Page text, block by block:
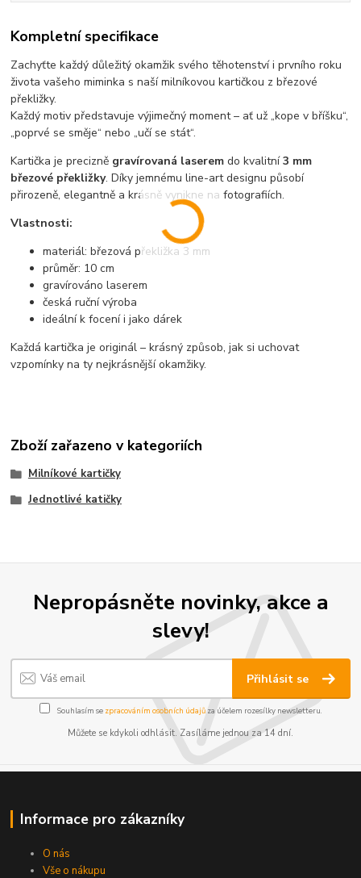
Kompletní specifikace
Zachyťte každý důležitý okamžik svého těhotenství i prvního roku
života vašeho miminka s naší milníkovou kartičkou z březové
překližky.
Každý motiv představuje výjimečný moment – ať už „kope v bříšku“,
„poprvé se směje“ nebo „učí se stát“.
Kartička je precizně gravírovaná laserem do kvalitní3 mm
březové překližky. Díky jemnému line-art designu působí
přirozeně, elegantně a krásně vynikne na fotografiích.
Vlastnosti:
materiál: březová překližka 3 mm
průměr: 10 cm
gravírováno laserem
česká ruční výroba
ideální k focení i jako dárek
Každá kartička je originál – krásný způsob, jak si uchovat
vzpomínky na ty nejkrásnější okamžiky.
Zboží zařazeno v kategoriích
Milníkové kartičky
Jednotlivé katičky
Nepropásněte novinky, akce a
slevy!
Přihlásit se
Souhlasím se zpracováním osobních údajůza účelem rozesílky newsletteru.
Můžete se kdykoli odhlásit. Zasíláme jednou za 14 dní.
Informace pro zákazníky
O nás
Vše o nákupu